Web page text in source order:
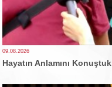
09.08.2026
Hayatın Anlamını Konuştuk